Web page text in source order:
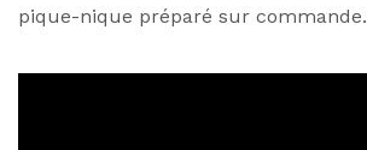
pique-nique préparé sur commande.